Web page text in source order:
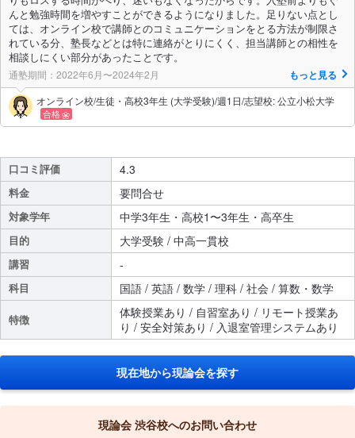
んと勉強時間を増やすことができるようになりました。足りない点とし
ては、オンライン校で講師とのコミュニケーションをとる方法が制限さ
れている分、塾長などとは特に連絡がとりにくく、担当講師との相性を
相談しにくい部分があったことです。
通塾期間：2022年6月〜2024年2月 もっと見る
オンライン校/生徒・高校3年生 (大学受験)/週1日/志望校: 公立小松大学
合格
口コミ評価 4.3
料金 要問合せ
対象学年 中学3年生・高校1〜3年生・高卒生
目的 大学受験 / 中高一貫校
講習 -
科目 国語 / 英語 / 数学 / 理科 / 社会 / 算数・数学
特徴
体験授業あり / 自習室あり / リモート授業あ
り / 安全対策あり / 入退室管理システムあり
現在地から現論会を探す
現論会 渋谷校へのお問い合わせ